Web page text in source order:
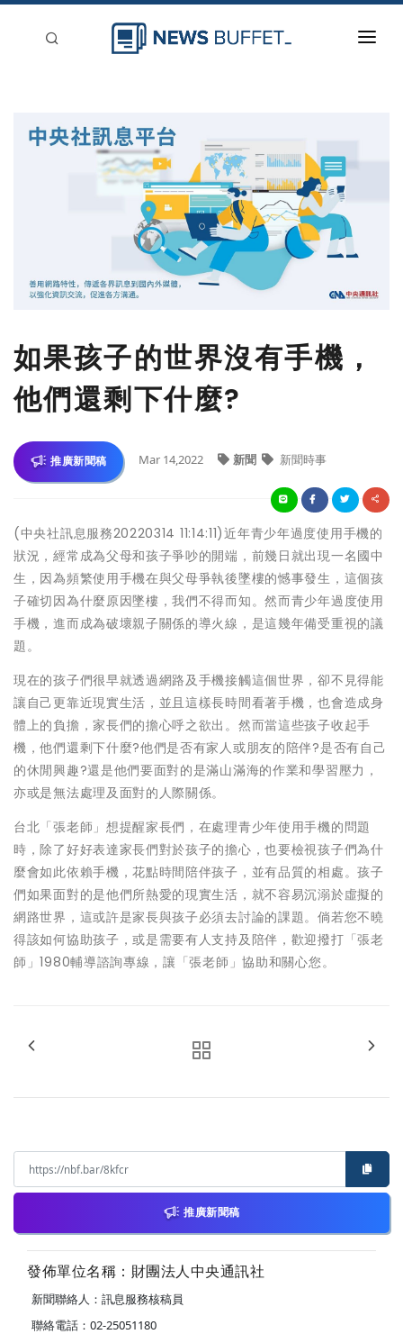
如果孩子的世界沒有手機，
他們還剩下什麼?
推廣新聞稿 Mar 14,2022 新聞 新聞時事
(中央社訊息服務20220314 11:14:11)近年青少年過度使用手機的
狀況，經常成為父母和孩子爭吵的開端，前幾日就出現一名國中
生，因為頻繁使用手機在與父母爭執後墜樓的憾事發生，這個孩
子確切因為什麼原因墜樓，我們不得而知。然而青少年過度使用
手機，進而成為破壞親子關係的導火線，是這幾年備受重視的議
題。
現在的孩子們很早就透過網路及手機接觸這個世界，卻不見得能
讓自己更靠近現實生活，並且這樣長時間看著手機，也會造成身
體上的負擔，家長們的擔心呼之欲出。然而當這些孩子收起手
機，他們還剩下什麼?他們是否有家人或朋友的陪伴?是否有自己
的休閒興趣?還是他們要面對的是滿山滿海的作業和學習壓力，
亦或是無法處理及面對的人際關係。
台北「張老師」想提醒家長們，在處理青少年使用手機的問題
時，除了好好表達家長們對於孩子的擔心，也要檢視孩子們為什
麼會如此依賴手機，花點時間陪伴孩子，並有品質的相處。孩子
們如果面對的是他們所熱愛的現實生活，就不容易沉溺於虛擬的
網路世界，這或許是家長與孩子必須去討論的課題。倘若您不曉
得該如何協助孩子，或是需要有人支持及陪伴，歡迎撥打「張老
師」1980輔導諮詢專線，讓「張老師」協助和關心您。
推廣新聞稿
發佈單位名稱：財團法人中央通訊社
新聞聯絡人：訊息服務核稿員
聯絡電話：02-25051180